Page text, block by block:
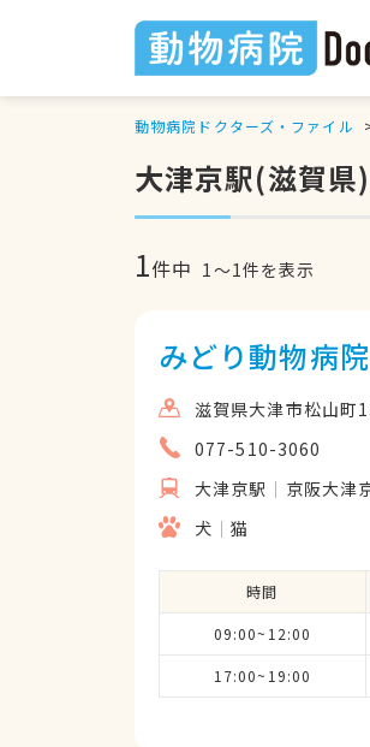
動物病院ドクターズ・ファイル
大津京駅(滋賀
1件中 1〜1件を表示
みどり動物病院
滋賀県大津市松山町
077-510-3060
大津京駅
京阪大津
犬
猫
時間
09:00~12:00
17:00~19:00